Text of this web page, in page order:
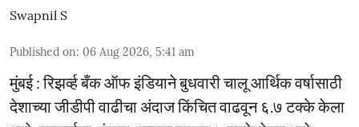
Swapnil S
Published on: 06 Aug 2026, 5:41 am
मुंबई : रिझर्व्ह बँक ऑफ इंडियाने बुधवारी चालू आर्थिक वर्षासाठी
देशाच्या जीडीपी वाढीचा अंदाज किंचित वाढवून ६.७ टक्के केला